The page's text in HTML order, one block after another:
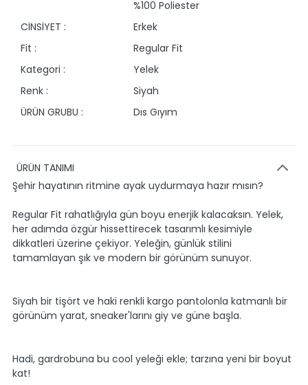
%100 Poliester
CİNSİYET :
Erkek
Fit :
Regular Fit
Kategori :
Yelek
Renk :
Siyah
ÜRÜN GRUBU :
Dıs Gıyım
ÜRÜN TANIMI
Şehir hayatının ritmine ayak uydurmaya hazır mısın?
Regular Fit rahatlığıyla gün boyu enerjik kalacaksın. Yelek,
her adımda özgür hissettirecek tasarımlı kesimiyle
dikkatleri üzerine çekiyor. Yeleğin, günlük stilini
tamamlayan şık ve modern bir görünüm sunuyor.
Siyah bir tişört ve haki renkli kargo pantolonla katmanlı bir
görünüm yarat, sneaker'larını giy ve güne başla.
Hadi, gardrobuna bu cool yeleği ekle; tarzına yeni bir boyut
kat!